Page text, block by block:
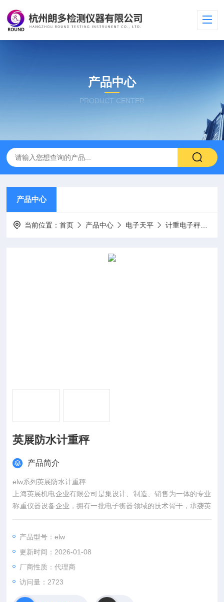
产品中心
PRODUCT CENTER
产品中心
当前位置：首页 产品中心 电子天平 计重电子秤
英展防水计重秤
产品简介
elw系列英展防水计重秤
上海英展机电企业有限公司是集设计、制造、销售为一体的专业
称重仪器设备企业，拥有一批电子衡器领域的技术骨干，承袭英
展集团38年的研发经验，透过不断创新和品质追求，提供高质
用。
产品型号：elw
更新时间：2026-01-08
厂商性质：代理商
访问量：2723